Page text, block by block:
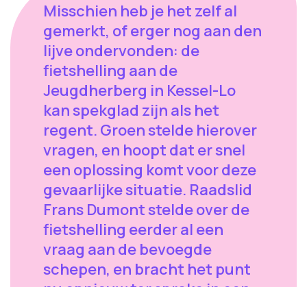
Misschien heb je het zelf al
gemerkt, of erger nog aan den
lijve ondervonden: de
fietshelling aan de
Jeugdherberg in Kessel-Lo
kan spekglad zijn als het
regent. Groen stelde hierover
vragen, en hoopt dat er snel
een oplossing komt voor deze
gevaarlijke situatie. Raadslid
Frans Dumont stelde over de
fietshelling eerder al een
vraag aan de bevoegde
schepen, en bracht het punt